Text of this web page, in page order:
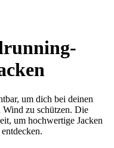
um dich bei deinen
Wind zu schützen. Die
um hochwertige Jacken